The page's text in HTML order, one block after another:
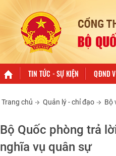
TIN TỨC - SỰ KIỆN QĐND
Trang chủ Quản lý - chỉ đạo Bộ
Bộ Quốc phòng trả
nghĩa vụ quân sự